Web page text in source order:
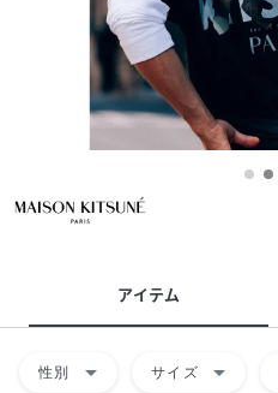
アイテム
性別 arrow_drop_down サイズ arrow_drop_down